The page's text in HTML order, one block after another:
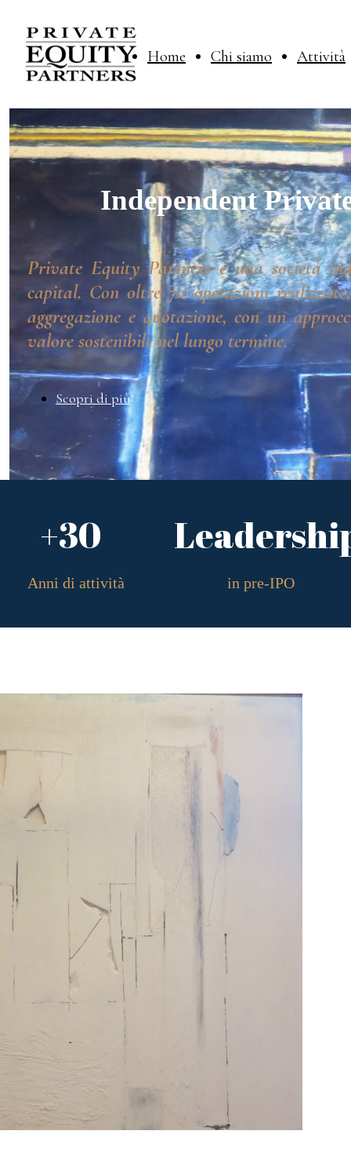
Home Chi siamo Attività
Independent
Private Equity Partners è una società
capital. Con oltre 70 operazioni
aggregazione e quotazione, con un
valore sostenibile nel lungo termine.
Scopri di più
+30
in pre-IPO
Anni di attività